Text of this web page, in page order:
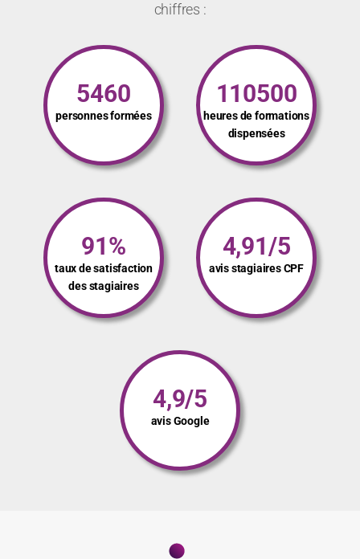
chiffres :
5460
personnes formées
110500
heures de formations
dispensées
91%
taux de satisfaction
des stagiaires
4,91/5
avis stagiaires CPF
4,9/5
avis Google